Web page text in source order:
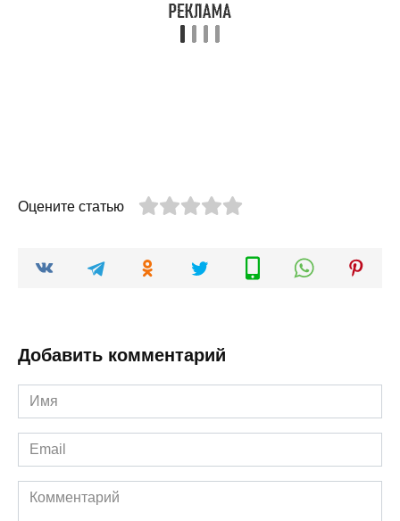
Оцените статью
Добавить комментарий
Имя
*
Email
*
Комментарий